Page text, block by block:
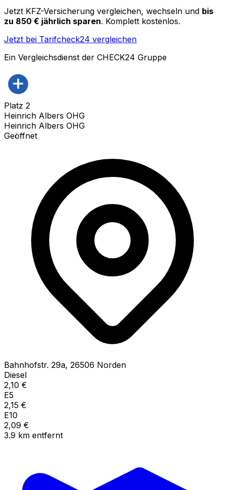
Jetzt KFZ-Versicherung vergleichen, wechseln und bis
zu 850 € jährlich sparen. Komplett kostenlos.
Jetzt bei Tarifcheck24 vergleichen
Ein Vergleichsdienst der CHECK24 Gruppe
Platz 2
Heinrich Albers OHG
Heinrich Albers OHG
Geöffnet
Bahnhofstr. 29a, 26506 Norden
Diesel
2,10 €
E5
2,15 €
E10
2,09 €
3.9 km entfernt